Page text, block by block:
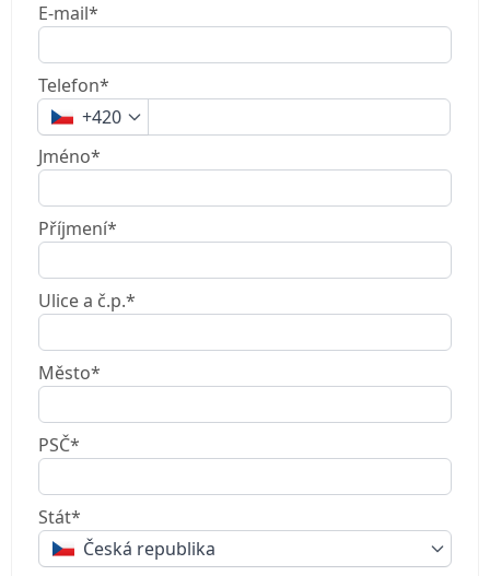
E-mail*
Telefon*
+420
Jméno*
Příjmení*
Ulice a č.p.*
Město*
PSČ*
Stát*
Česká republika